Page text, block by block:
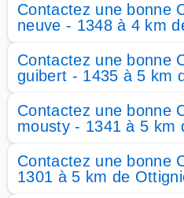
Contactez une bonne
neuve - 1348 à 4 km
Contactez une bonne
guibert - 1435 à 5 km
Contactez une bonne
mousty - 1341 à 5 km
Contactez une bonne
1301 à 5 km de